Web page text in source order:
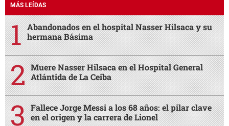
MÁS LEÍDAS
Abandonados en el hospital Nasser Hilsaca y su
hermana Básima
Muere Nasser Hilsaca en el Hospital General
Atlántida de La Ceiba
Fallece Jorge Messi a los 68 años: el pilar clave
en el origen y la carrera de Lionel